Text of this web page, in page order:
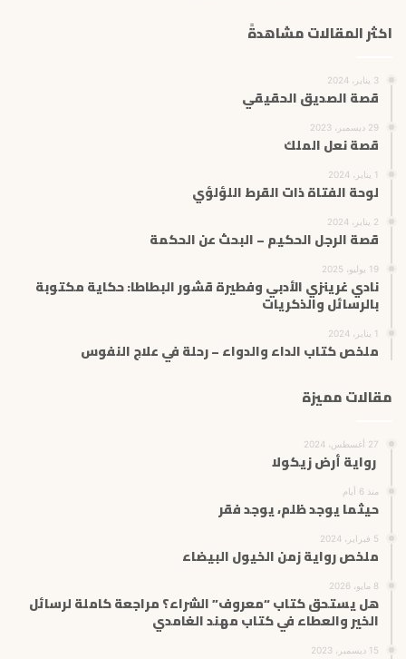
اكثر المقالات مشاهدةً
3 يناير، 2024
قصة الصديق الحقيقي
29 ديسمبر، 2023
قصة نعل الملك
1 يناير، 2024
لوحة الفتاة ذات القرط اللؤلؤي
2 يناير، 2024
قصة الرجل الحكيم – البحث عن الحكمة
19 يوليو، 2025
نادي غرينزي الأدبي وفطيرة قشور البطاطا: حكاية مكتوبة
بالرسائل والذكريات
1 يناير، 2024
ملخص كتاب الداء والدواء – رحلة في علاج النفوس
مقالات مميزة
27 أغسطس، 2024
رواية أرض زيكولا
منذ 6 أيام
حيثما يوجد ظلم، يوجد فقر
5 فبراير، 2024
ملخص رواية زمن الخيول البيضاء
8 مايو، 2026
هل يستحق كتاب “معروف” الشراء؟ مراجعة كاملة لرسائل
الخير والعطاء في كتاب مهند الغامدي
15 ديسمبر، 2023